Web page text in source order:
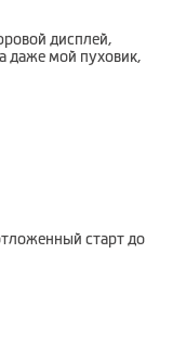
дисплей,
даже мой пуховик,
старт до